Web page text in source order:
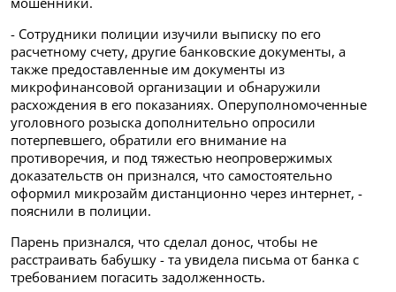
- Сотрудники полиции изучили выписку по его
расчетному счету, другие банковские документы, а
также предоставленные им документы из
микрофинансовой организации и обнаружили
расхождения в его показаниях. Оперуполномоченные
уголовного розыска дополнительно опросили
потерпевшего, обратили его внимание на
противоречия, и под тяжестью неопровержимых
доказательств он признался, что самостоятельно
оформил микрозайм дистанционно через интернет, -
пояснили в полиции.
Парень признался, что сделал донос, чтобы не
расстраивать бабушку - та увидела письма от банка с
требованием погасить задолженность.